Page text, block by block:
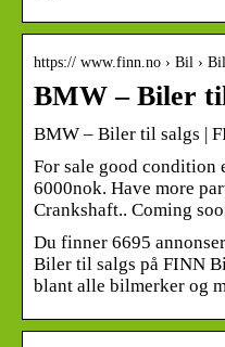
https:// www.finn.no › Bil ›
BMW – Biler
BMW – Biler til salgs |
For sale good condition
6000nok. Have more
Crankshaft.. Coming
Du finner 6695
Biler til salgs på FINN
blant alle bilmerker og